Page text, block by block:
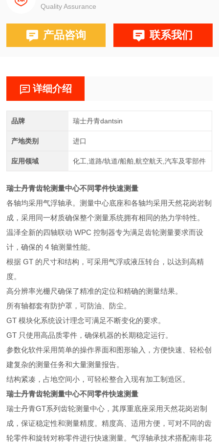
Quality Assurance
产品咨询 联系我们
详细介绍
品牌 瑞士丹青dantsin
产地类别 进口
应用领域 化工,道路/轨道/船舶,航空航天,汽车及零部件
瑞士丹青齿轮测量中心不同零件快速测量
各轴均采用气浮轴承。测量中心底座和各轴均采用天然花岗岩制
成，采用同一材质确保整个测量系统拥有相同的热力学特性。
温泽全新的四轴联动 WPC 控制器专为满足齿轮测量要求而设
计，确保的 4 轴测量性能。
根据 GT 的尺寸和结构，可采用气浮或液压转台，以达到高精
度。
高分辨率光栅尺确保了精准的定位和精确的测量结果。
所有轴都套有防护罩，可防油、防尘。
GT 模块化系统设计理念可满足不断变化的要求。
GT 只使用高品质零件，确保机器的长期稳定运行。
参数化软件采用简单的操作界面和图形输入，方便快速、轻松创
建复杂的测量任务和大量测量报告。
结构紧凑，占地空间小，可轻松整合入现有加工制造区。
瑞士丹青齿轮测量中心不同零件快速测量
瑞士丹青GT系列齿轮测量中心，其厚重底座采用天然花岗岩制
成，保证稳定性和测量精度。精度高、适用方便，可对不同的齿
轮零件和旋转对称零件进行快速测量。气浮轴承技术搭配南非花